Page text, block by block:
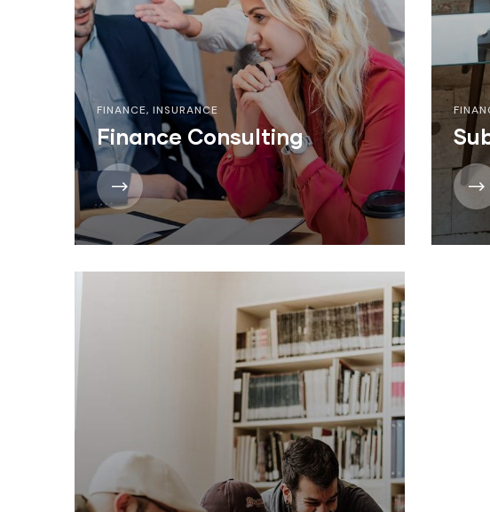
FINANCE, INSURANCE
Finance Consulting